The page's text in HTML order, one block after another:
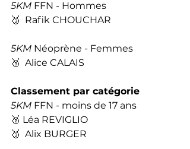
5KM FFN - Hommes
🥉  Rafik CHOUCHAR
5KM Néoprène - Femmes
🥉  Alice CALAIS
Classement par catégorie
5KM FFN - moins de 17 ans
🥈 Léa REVIGLIO
🥉  Alix BURGER